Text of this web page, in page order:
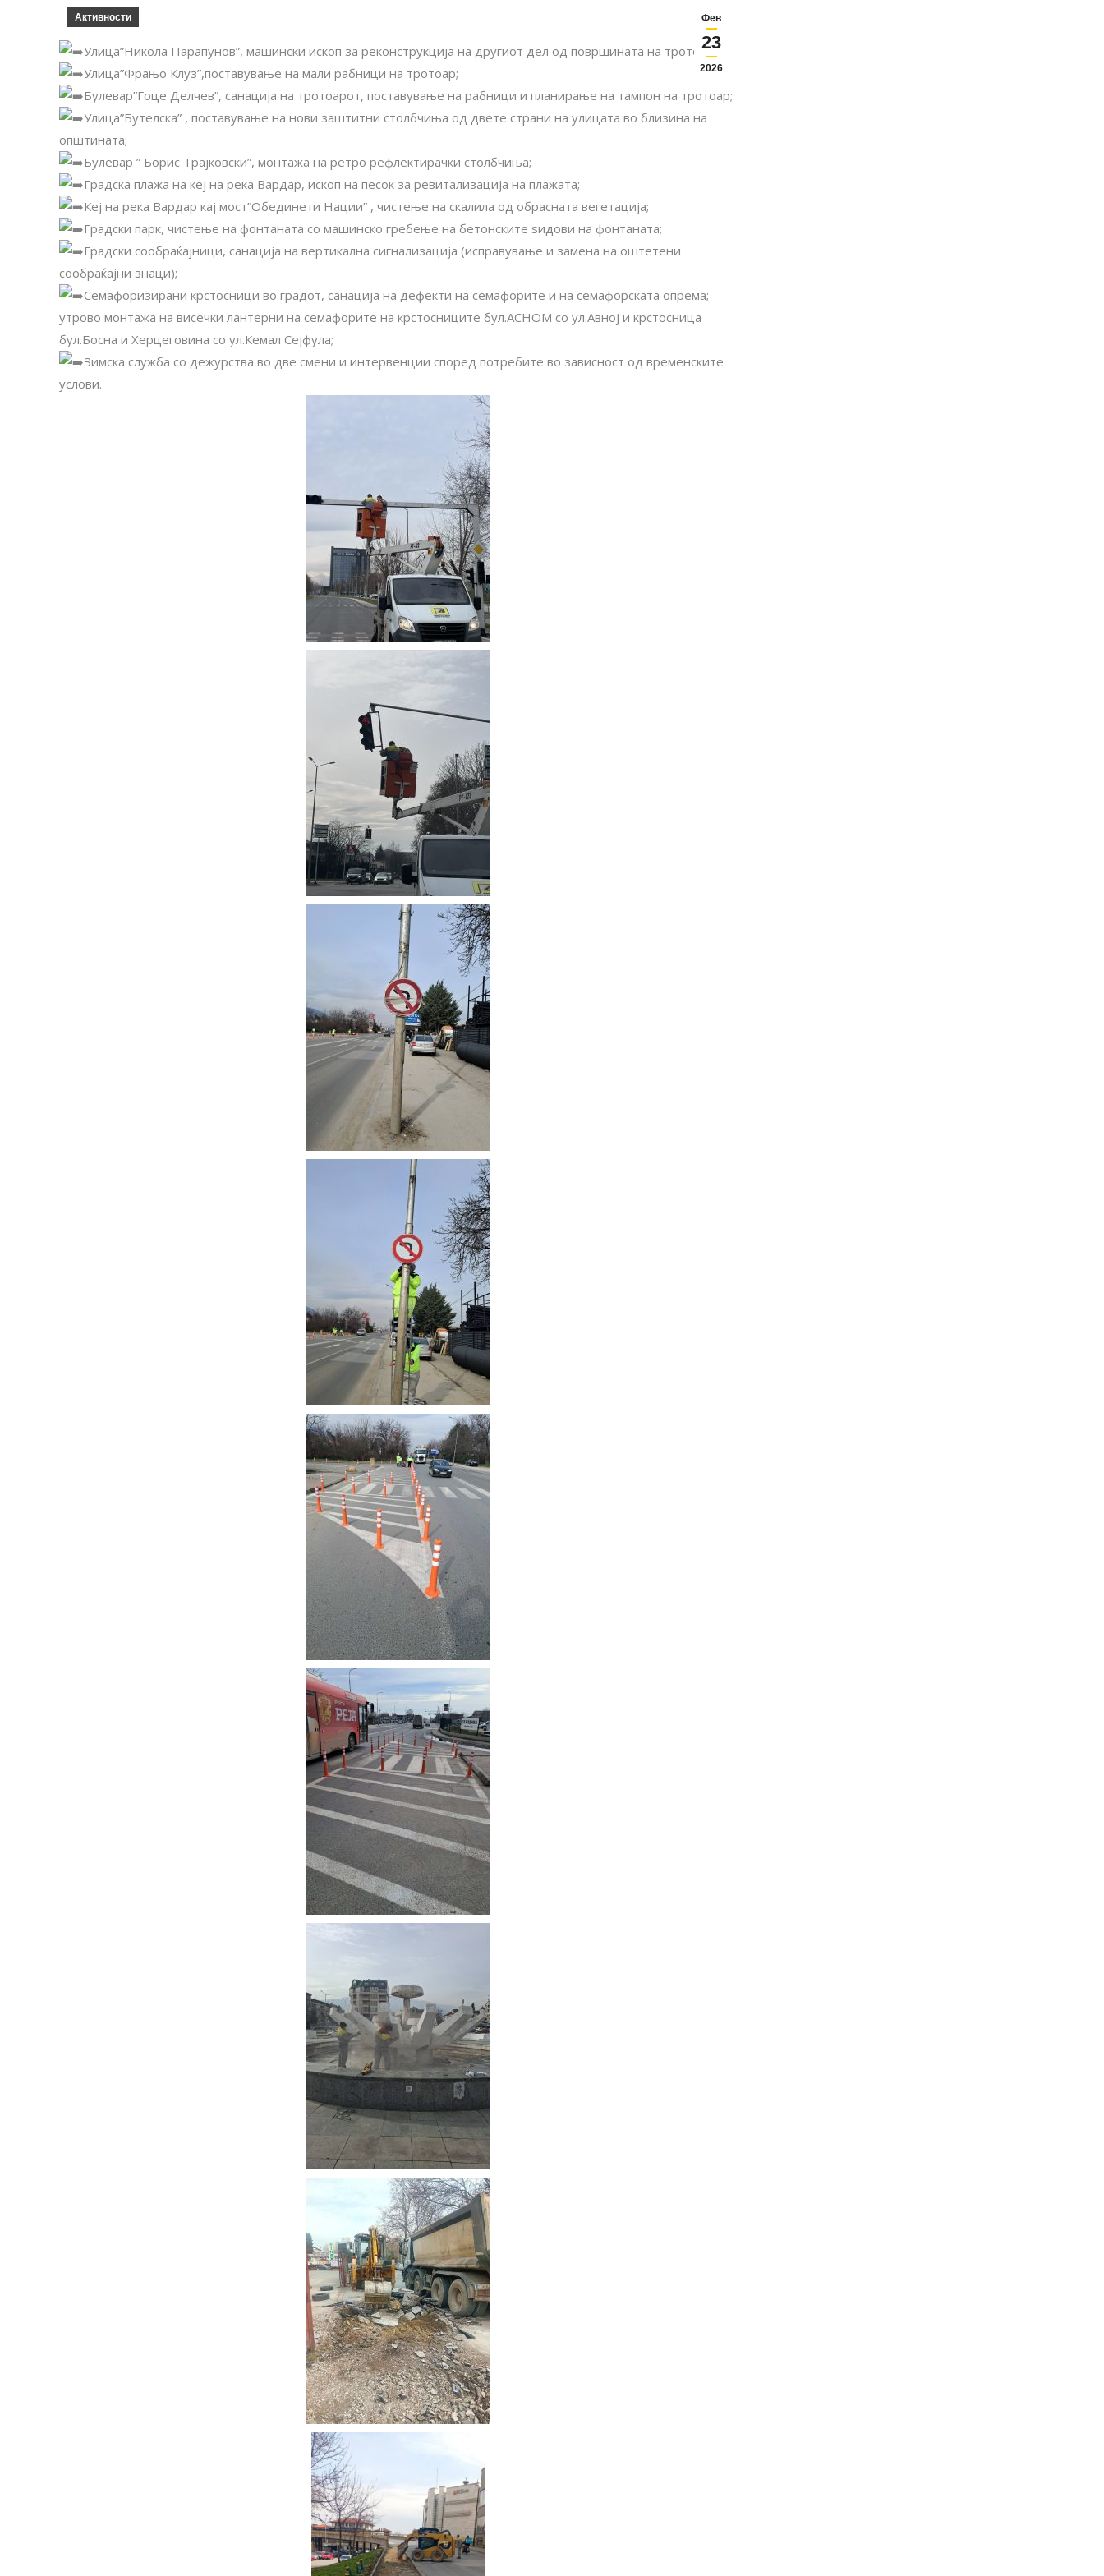
Фев
23
2026
Активности
Улица”Никола Парапунов”, машински ископ за реконструкција на другиот дел од површината на тротоарот;
Улица”Фрањо Клуз”,поставување на мали рабници на тротоар;
Булевар”Гоце Делчев”, санација на тротоарот, поставување на рабници и планирање на тампон на тротоар;
Улица”Бутелска” , поставување на нови заштитни столбчиња од двете страни на улицата во близина на
општината;
Булевар ” Борис Трајковски”, монтажа на ретро рефлектирачки столбчиња;
Градска плажа на кеј на река Вардар, ископ на песок за ревитализација на плажата;
Кеј на река Вардар кај мост”Обединети Нации” , чистење на скалила од обрасната вегетација;
Градски парк, чистење на фонтаната со машинско гребење на бетонските ѕидови на фонтаната;
Градски сообраќајници, санација на вертикална сигнализација (исправување и замена на оштетени
сообраќајни знаци);
Семафоризирани крстосници во градот, санација на дефекти на семафорите и на семафорската опрема;
утрово монтажа на висечки лантерни на семафорите на крстосниците бул.АСНОМ со ул.Авној и крстосница
бул.Босна и Херцеговина со ул.Кемал Сејфула;
Зимска служба со дежурства во две смени и интервенции според потребите во зависност од временските
услови.